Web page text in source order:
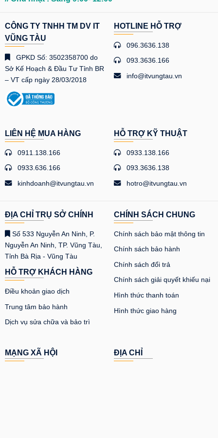
CÔNG TY TNHH TM DV IT
VŨNG TÀU
GPKD Số: 3502358700 do
Sở Kế Hoạch & Đầu Tư Tỉnh BR
– VT cấp ngày 28/03/2018
HOTLINE HỖ TRỢ
096.3636.138
093.3636.166
info@itvungtau.vn
LIÊN HỆ MUA HÀNG
0911.138.166
0933.636.166
kinhdoanh@itvungtau.vn
HỖ TRỢ KỸ THUẬT
0933.138.166
093.3636.138
hotro@itvungtau.vn
ĐỊA CHỈ TRỤ SỞ CHÍNH
Số 533 Nguyễn An Ninh, P.
Nguyễn An Ninh, TP. Vũng Tàu,
Tỉnh Bà Rịa - Vũng Tàu
HỖ TRỢ KHÁCH HÀNG
Điều khoản giao dịch
Trung tâm bảo hành
Dịch vụ sửa chữa và bảo trì
CHÍNH SÁCH CHUNG
Chính sách bảo mật thông tin
Chính sách bảo hành
Chính sách đổi trả
Chính sách giải quyết khiếu nại
Hình thức thanh toán
Hình thức giao hàng
MẠNG XÃ HỘI ĐỊA CHỈ